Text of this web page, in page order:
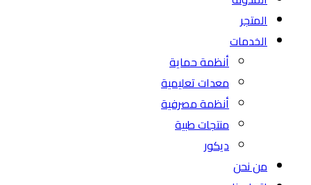
المتجر
الخدمات
أنظمة حماية
معدات تعليمية
أنظمة مصرفية
منتجات طبية
ديكور
من نحن